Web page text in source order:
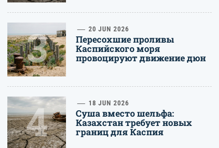
3 20 JUN 2026
Пересохшие проливы
Каспийского моря
провоцируют движение дюн
4 18 JUN 2026
Суша вместо шельфа:
Казахстан требует новых
границ для Каспия